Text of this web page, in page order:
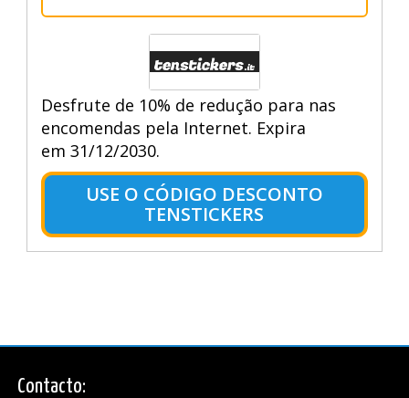
Desfrute de 10% de redução para nas
encomendas pela Internet. Expira
em 31/12/2030.
USE O CÓDIGO DESCONTO
TENSTICKERS
Contacto: